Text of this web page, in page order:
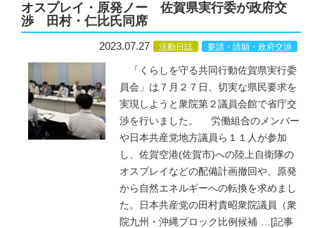
オスプレイ・原発ノー 佐賀県実行委が政府交
渉 田村・仁比氏同席
2023.07.27 活動日誌 要請・請願・政府交渉
「くらしを守る共同行動佐賀県実行委
員会」は７月２７日、切実な県民要求を
実現しようと衆院第２議員会館で省庁交
渉を行いました。 労働組合のメンバー
や日本共産党地方議員ら１１人が参加
し、佐賀空港(佐賀市)への陸上自衛隊の
オスプレイなどの配備計画撤回や、原発
から自然エネルギーへの転換を求めまし
た。日本共産党の田村貴昭衆院議員（衆
院九州・沖縄ブロック比例候補 … [記事